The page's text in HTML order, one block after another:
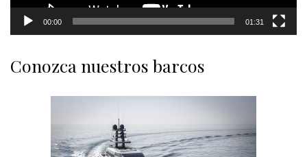
00:00 01:31
Conozca nuestros barcos